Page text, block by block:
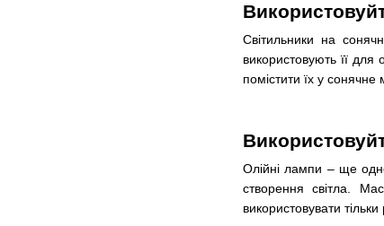
Світильники на
використовують її для
помістити їх у
Олійні лампи – ще
створення світла.
використовувати